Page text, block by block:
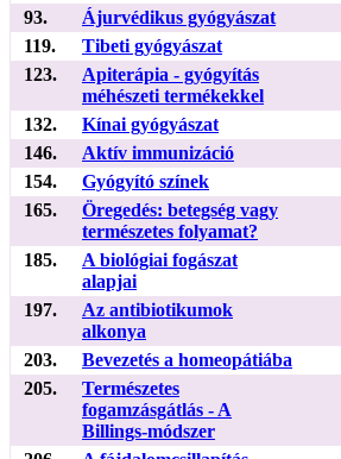
93. Ájurvédikus gyógyászat
119.
Tibeti gyógyászat
123.
Apiterápia - gyógyítás
méhészeti termékekkel
132. Kínai gyógyászat
146.
Aktív immunizáció
154.
Gyógyító színek
165.
Öregedés: betegség vagy
természetes folyamat?
185.
A biológiai fogászat
alapjai
197.
Az antibiotikumok
alkonya
203. Bevezetés a homeopátiába
205.
Természetes
fogamzásgátlás - A
Billings-módszer